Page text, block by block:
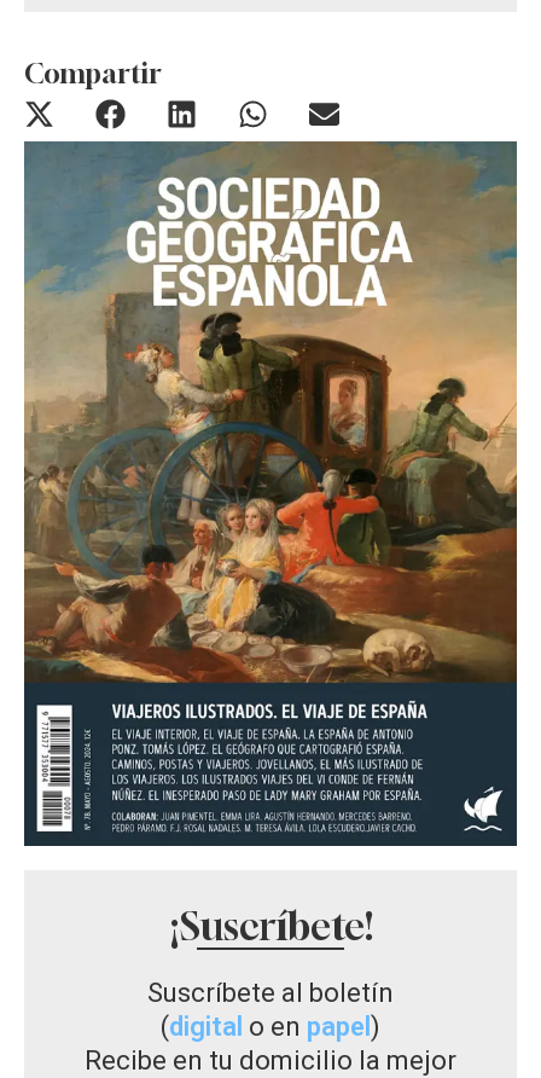
¡Suscríbete!
Suscríbete al boletín
(digital o en papel )
Recibe en tu domicilio la mejor
Compartir